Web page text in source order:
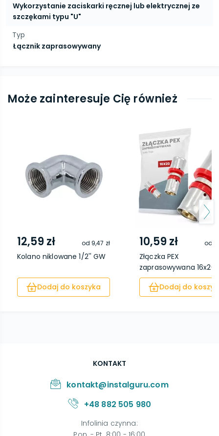
Wykorzystanie zaciskarki ręcznej lub elektrycznej ze
szczękami typu "U"
Typ
Łącznik zaprasowywany
Może zainteresuje Cię również
12,59 zł od 9,47 zł
Kolano niklowane 1/2'' GW
Dodaj do koszyka
10,59 zł od
Złączka PEX
zaprasowywana 16x20
Dodaj do
KONTAKT
kontakt@instalguru.com
+48 882 505 980
Infolinia czynna: